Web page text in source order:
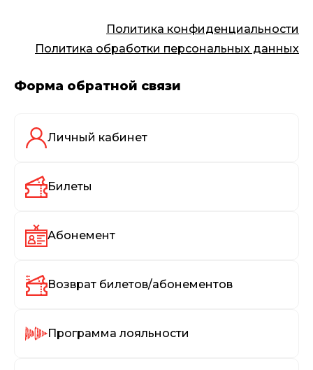
Политика конфиденциальности
Политика обработки персональных данных
Форма обратной связи
Личный кабинет
Билеты
Абонемент
Возврат билетов/абонементов
Программа лояльности